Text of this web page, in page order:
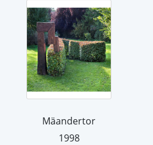
Mäandertor
1998